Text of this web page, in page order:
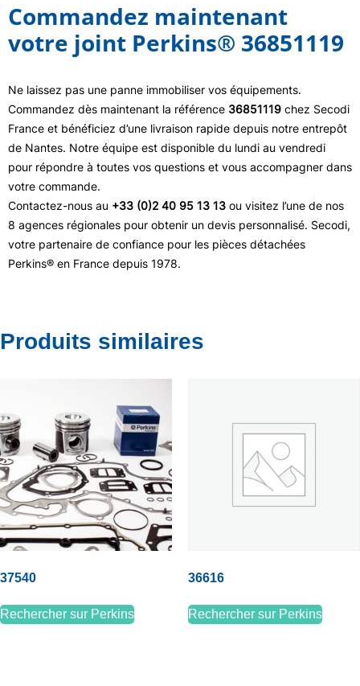
Commandez maintenant
votre joint Perkins® 36851119
Ne laissez pas une panne immobiliser vos équipements.
Commandez dès maintenant la référence 36851119 chez Secodi
France et bénéficiez d’une livraison rapide depuis notre entrepôt
de Nantes. Notre équipe est disponible du lundi au vendredi
pour répondre à toutes vos questions et vous accompagner dans
votre commande.
Contactez-nous au +33 (0)2 40 95 13 13 ou visitez l’une de nos
8 agences régionales pour obtenir un devis personnalisé. Secodi,
votre partenaire de confiance pour les pièces détachées
Perkins® en France depuis 1978.
Produits similaires
37540
Rechercher sur Perkins
36616
Rechercher sur Perkins